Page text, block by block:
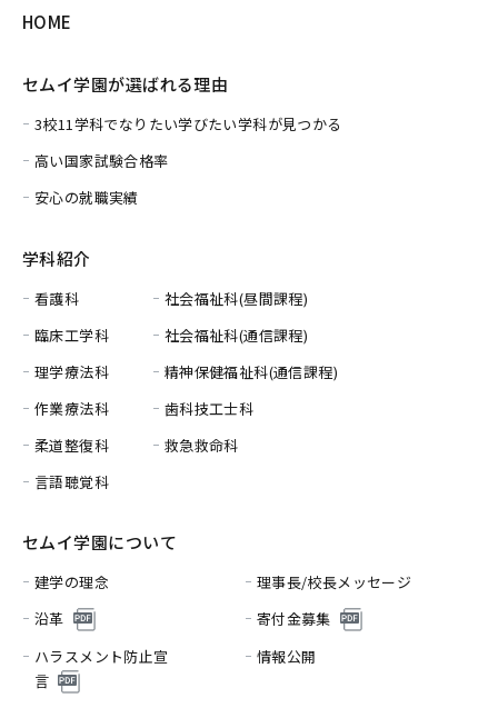
HOME
セムイ学園が選ばれる理由
3校11学科でなりたい学びたい学科が見つかる
高い国家試験合格率
安心の就職実績
学科紹介
看護科
臨床工学科
理学療法科
作業療法科
柔道整復科
言語聴覚科
社会福祉科(昼間課程)
社会福祉科(通信課程)
精神保健福祉科(通信課程)
歯科技工士科
救急救命科
セムイ学園について
建学の理念
理事長/校長メッセージ
沿革
寄付金募集
ハラスメント防止宣
言
情報公開